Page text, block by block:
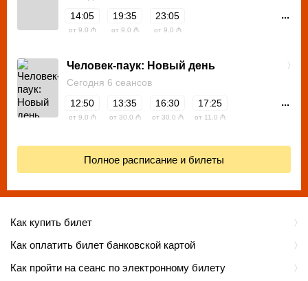
Как купить билет
Как оплатить билет банковской картой
Как пройти на сеанс по электронному билету
14:05
от 9.0 ₼
19:35
от 9.0 ₼
23:05
от 9.0 ₼
...
Человек-паук: Новый день
Сегодня 6 сеансов
12:50
от 9.0 ₼
13:35
от 30.0 ₼
16:30
от 30.0 ₼
17:25
от 11.0 ₼
...
Полное расписание и билеты